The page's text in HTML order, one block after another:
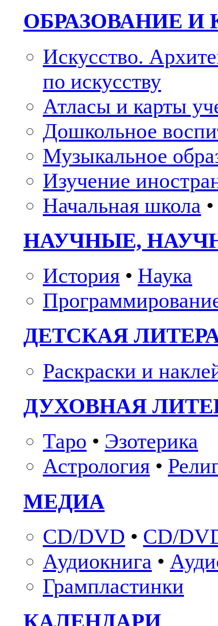
ОБРАЗОВАНИЕ И
Искусство.
по искусству
Атласы и карты
Дошкольное
Музыкальное
Изучение
Начальная школа •
НАУЧНЫЕ,
История • Наука
ДЕТСКАЯ
Раскраски и
ДУХОВНАЯ
Таро • Эзотерика
Астрология •
МЕДИА
CD/DVD • CD/
Аудиокнига •
Грампластинки